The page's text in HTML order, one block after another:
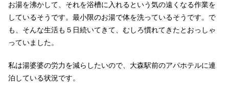
お湯を沸かして、それを浴槽に入れるという気の遠くなる作業を
しているそうです。最小限のお湯で体を洗っているそうです。で
も、そんな生活も５日続いてきて、むしろ慣れてきたとおっしゃ
っていました。
私は湯婆婆の労力を減らしたいので、大森駅前のアパホテルに連
泊している状況です。